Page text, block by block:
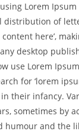
Lorem
distribution of
here’,
desktop
use Lorem
for ‘lorem
their infancy.
sometimes by
humour and the